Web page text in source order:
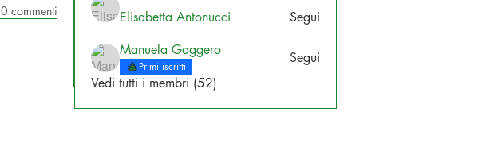
0 commenti Elisabetta Antonucci
Segui
Manuela Gaggero
Primi iscritti
Segui
Vedi tutti i membri (52)